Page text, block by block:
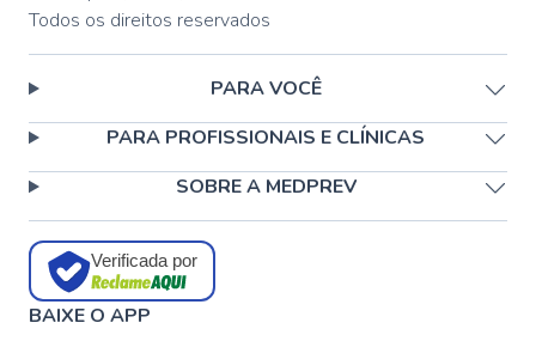
Todos os direitos reservados
PARA VOCÊ
PARA PROFISSIONAIS E CLÍNICAS
SOBRE A MEDPREV
Verificada por
BAIXE O APP